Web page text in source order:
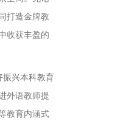
打造金牌教
收获丰盈的
振兴本科教育
外语教师提
教育内涵式